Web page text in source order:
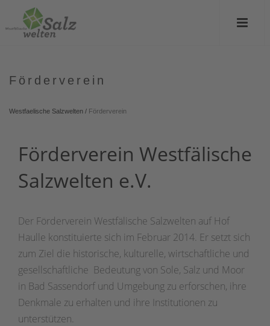
Förderverein
Westfaelische Salzwelten / Förderverein
Förderverein Westfälische
Salzwelten e.V.
Der Förderverein Westfälische Salzwelten auf Hof
Haulle konstituierte sich im Februar 2014. Er setzt sich
zum Ziel die historische, kulturelle, wirtschaftliche und
gesellschaftliche Bedeutung von Sole, Salz und Moor
in Bad Sassendorf und Umgebung zu erforschen, ihre
Denkmale zu erhalten und ihre Institutionen zu
unterstützen.